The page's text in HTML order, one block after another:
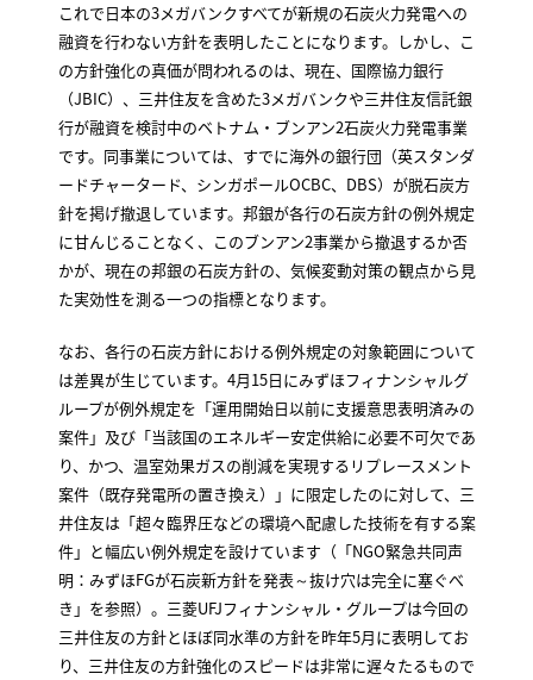
これで日本の3メガバンクすべてが新規の石炭火力発電への
融資を行わない方針を表明したことになります。しかし、こ
の方針強化の真価が問われるのは、現在、国際協力銀行
（JBIC）、三井住友を含めた3メガバンクや三井住友信託銀
行が融資を検討中のベトナム・ブンアン2石炭火力発電事業
です。同事業については、すでに海外の銀行団（英スタンダ
ードチャータード、シンガポールOCBC、DBS）が脱石炭方
針を掲げ撤退しています。邦銀が各行の石炭方針の例外規定
に甘んじることなく、このブンアン2事業から撤退するか否
かが、現在の邦銀の石炭方針の、気候変動対策の観点から見
た実効性を測る一つの指標となります。
なお、各行の石炭方針における例外規定の対象範囲について
は差異が生じています。4月15日にみずほフィナンシャルグ
ループが例外規定を「運用開始日以前に支援意思表明済みの
案件」及び「当該国のエネルギー安定供給に必要不可欠であ
り、かつ、温室効果ガスの削減を実現するリプレースメント
案件（既存発電所の置き換え）」に限定したのに対して、三
井住友は「超々臨界圧などの環境へ配慮した技術を有する案
件」と幅広い例外規定を設けています（「NGO緊急共同声
明：みずほFGが石炭新方針を発表～抜け穴は完全に塞ぐべ
き」を参照）。三菱UFJフィナンシャル・グループは今回の
三井住友の方針とほぼ同水準の方針を昨年5月に表明してお
り、三井住友の方針強化のスピードは非常に遅々たるもので